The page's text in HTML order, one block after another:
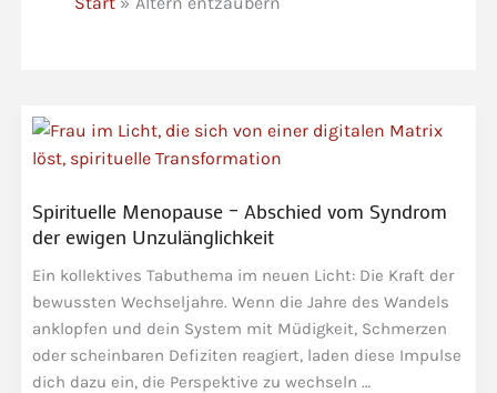
Spirituelle Menopause – Abschied vom Syndrom
der ewigen Unzulänglichkeit
Ein kollektives Tabuthema im neuen Licht: Die Kraft der
bewussten Wechseljahre. Wenn die Jahre des Wandels
anklopfen und dein System mit Müdigkeit, Schmerzen
oder scheinbaren Defiziten reagiert, laden diese Impulse
dich dazu ein, die Perspektive zu wechseln …